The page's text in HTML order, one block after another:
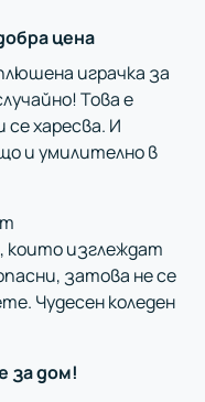
цена
играчка за
Това е
харесва. И
и умилително в
които изглеждат
затова не се
Чудесен коледен
за дом!